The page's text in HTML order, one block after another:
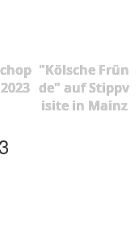
"Kölsche Frün
de" auf Stippv
isite in Mainz